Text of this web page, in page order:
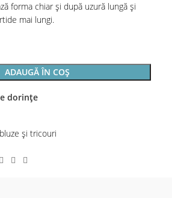
forma chiar și după uzură lungă și
mai lungi.
ADAUGĂ ÎN COȘ
dorințe
și tricouri